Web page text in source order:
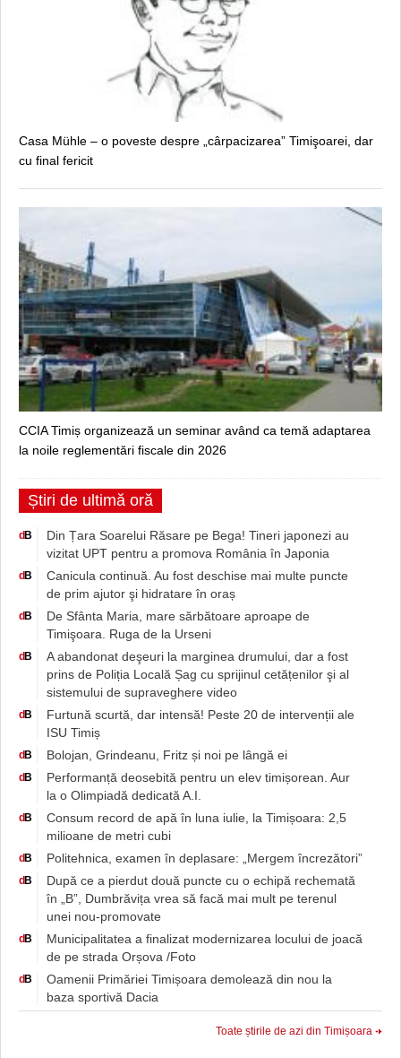
Casa Mühle – o poveste despre „cârpacizarea” Timişoarei, dar
cu final fericit
CCIA Timiș organizează un seminar având ca temă adaptarea
la noile reglementări fiscale din 2026
Știri de ultimă oră
d B
Din Țara Soarelui Răsare pe Bega! Tineri japonezi au
vizitat UPT pentru a promova România în Japonia
d B
Canicula continuă. Au fost deschise mai multe puncte
de prim ajutor şi hidratare în oraș
d B
De Sfânta Maria, mare sărbătoare aproape de
Timişoara. Ruga de la Urseni
d B
A abandonat deşeuri la marginea drumului, dar a fost
prins de Poliția Locală Șag cu sprijinul cetățenilor şi al
sistemului de supraveghere video
d B
Furtună scurtă, dar intensă! Peste 20 de intervenții ale
ISU Timiș
d B Bolojan, Grindeanu, Fritz și noi pe lângă ei
d B
Performanță deosebită pentru un elev timișorean. Aur
la o Olimpiadă dedicată A.I.
d B
Consum record de apă în luna iulie, la Timișoara: 2,5
milioane de metri cubi
d B Politehnica, examen în deplasare: „Mergem încrezători”
d B
După ce a pierdut două puncte cu o echipă rechemată
în „B”, Dumbrăvița vrea să facă mai mult pe terenul
unei nou-promovate
d B
Municipalitatea a finalizat modernizarea locului de joacă
de pe strada Orșova /Foto
d B
Oamenii Primăriei Timișoara demolează din nou la
baza sportivă Dacia
Toate știrile de azi din Timișoara